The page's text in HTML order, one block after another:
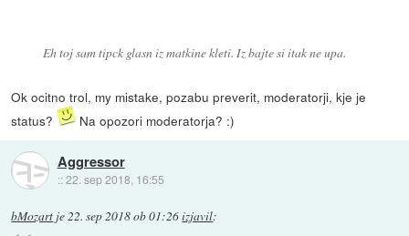
Eh toj sam tipck glasn iz matkine kleti. Iz bajte si itak ne upa.
Ok ocitno trol, my mistake, pozabu preverit, moderatorji, kje je
status?
Na opozori moderatorja? :)
Aggressor
::22. sep 2018, 16:55
bMozart je 22. sep 2018 ob 01:26izjavil: